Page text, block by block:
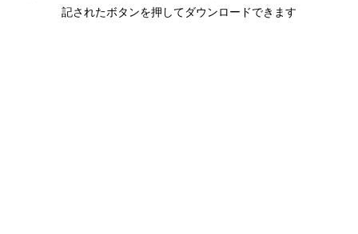
記されたボタンを押してダウンロードできます